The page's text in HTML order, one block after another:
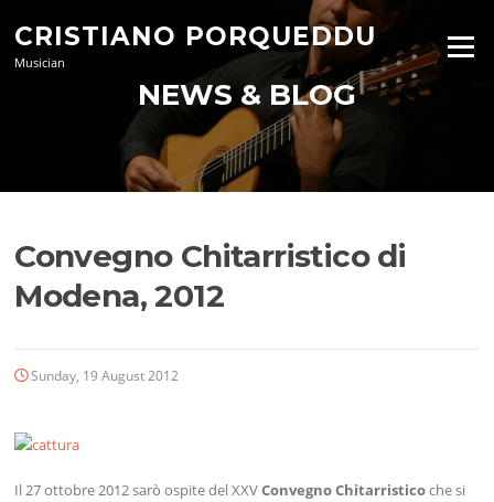
content
CRISTIANO PORQUEDDU
Musician
Menu
NEWS & BLOG
Convegno Chitarristico di
Modena, 2012
Sunday, 19 August 2012
Il 27 ottobre 2012 sarò ospite del XXVConvegno Chitarristicoche si